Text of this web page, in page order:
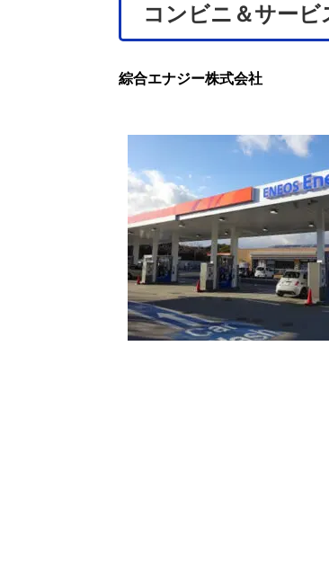
コンビニ＆サー
綜合エナジー株式会社